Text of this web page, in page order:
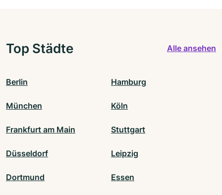
Top Städte Alle ansehen
Berlin Hamburg
München Köln
Frankfurt am Main Stuttgart
Düsseldorf Leipzig
Dortmund Essen